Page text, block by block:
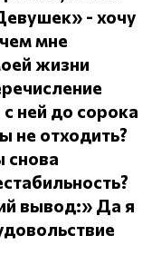
- хочу
мне
жизни
ней до сорока
не отходить?
снова
вывод:» Да я